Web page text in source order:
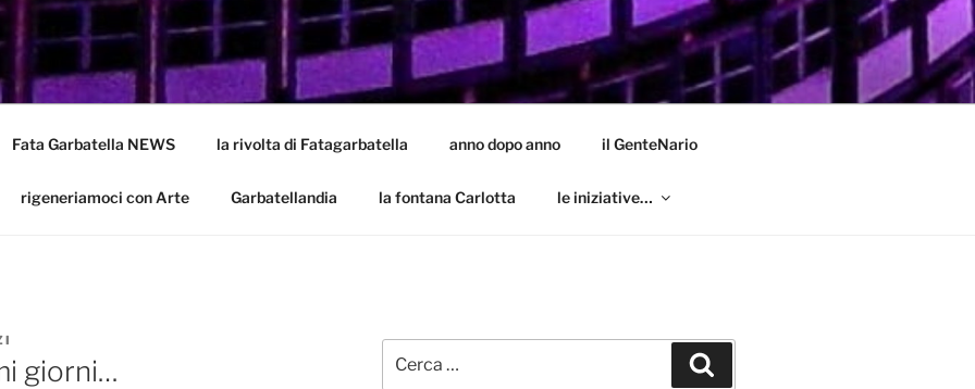
Fata Garbatella NEWS la rivolta di Fatagarbatella anno dopo anno il GenteNario
rigeneriamoci con Arte Garbatellandia la fontana Carlotta le iniziative…
giorni…